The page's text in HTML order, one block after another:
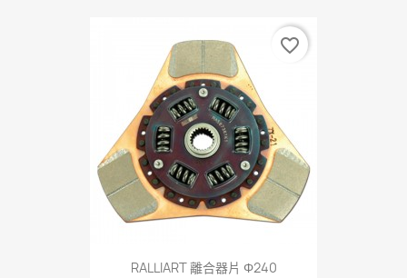
RALLIART 離合器片 Φ240
favorite_border